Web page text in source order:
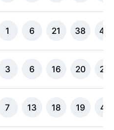
1 6 21 38 43
3 6 16 20 26
7 13 18 19 41